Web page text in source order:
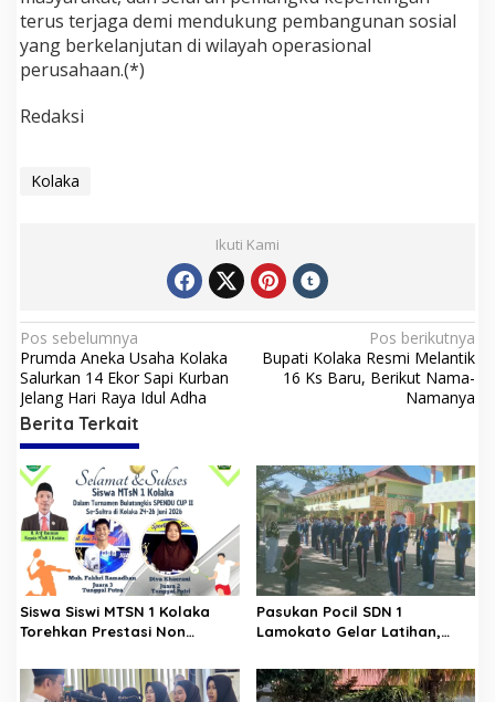
terus terjaga demi mendukung pembangunan sosial
yang berkelanjutan di wilayah operasional
perusahaan.(*)
Redaksi
Kolaka
Ikuti Kami
N
a
v
i
g
a
s
i
p
o
Pos sebelumnya
Prumda Aneka Usaha Kolaka
Salurkan 14 Ekor Sapi Kurban
Jelang Hari Raya Idul Adha
Pos berikutnya
Bupati Kolaka Resmi Melantik
16 Ks Baru, Berikut Nama-
Namanya
Berita Terkait
Siswa Siswi MTSN 1 Kolaka
Torehkan Prestasi Non
Pasukan Pocil SDN 1
Lamokato Gelar Latihan,
di Ajang Lomba Barisan Polisi
Cilik di Polda Sultra